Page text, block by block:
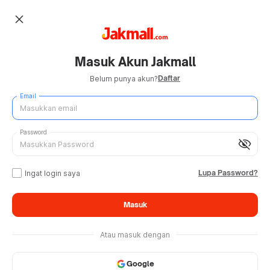
close
Masuk Akun Jakmall
Belum punya akun?Daftar
Email
visibility_off
Password
Ingat login saya Lupa Password?
Masuk
Atau masuk dengan
Google